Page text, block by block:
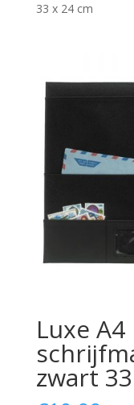
33 x 24 cm
Luxe A4
zwart